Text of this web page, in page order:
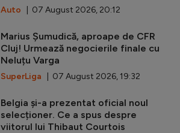
Auto | 07 August 2026, 20:12
Marius Șumudică, aproape de CFR
Cluj! Urmează negocierile finale cu
Neluțu Varga
SuperLiga | 07 August 2026, 19:32
Belgia și-a prezentat oficial noul
selecționer. Ce a spus despre
viitorul lui Thibaut Courtois